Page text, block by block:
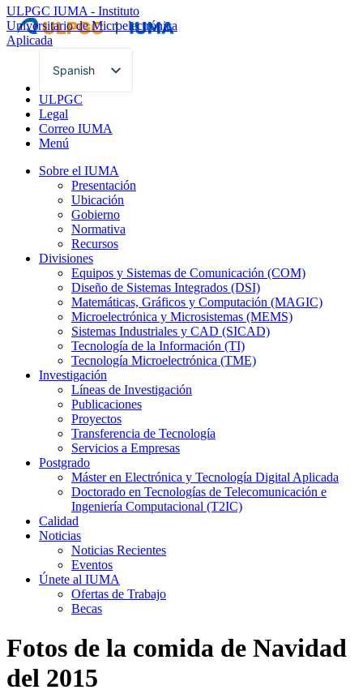
ULPGC IUMA - Instituto
Universitario de Microelectrónica
Aplicada
Spanish
English
ULPGC
Legal
Correo IUMA
Menú
Sobre el IUMA
Presentación
Ubicación
Gobierno
Normativa
Recursos
Divisiones
Equipos y Sistemas de Comunicación (COM)
Diseño de Sistemas Integrados (DSI)
Matemáticas, Gráficos y Computación (MAGIC)
Microelectrónica y Microsistemas (MEMS)
Sistemas Industriales y CAD (SICAD)
Tecnología de la Información (TI)
Tecnología Microelectrónica (TME)
Investigación
Líneas de Investigación
Publicaciones
Proyectos
Transferencia de Tecnología
Servicios a Empresas
Postgrado
Máster en Electrónica y Tecnología Digital Aplicada
Doctorado en Tecnologías de Telecomunicación e
Ingeniería Computacional (T2IC)
Calidad
Noticias
Noticias Recientes
Eventos
Únete al IUMA
Ofertas de Trabajo
Becas
Fotos de la comida de Navidad
del 2015